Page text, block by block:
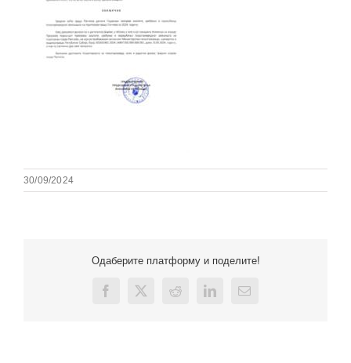
30/09/2024
Одаберите платформу и поделите!
Facebook
X Reddit LinkedInEmail